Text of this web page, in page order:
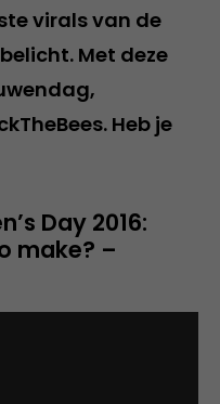
virals van de
Met deze
Heb je
Day 2016:
make? –